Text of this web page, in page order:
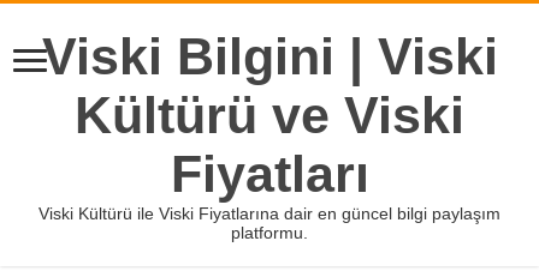
Viski Bilgini | Viski
Kültürü ve Viski
Fiyatları
Viski Kültürü ile Viski Fiyatlarına dair en güncel bilgi paylaşım
platformu.